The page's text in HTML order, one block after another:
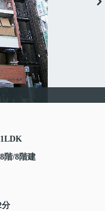
1LDK
8階/8階建
分